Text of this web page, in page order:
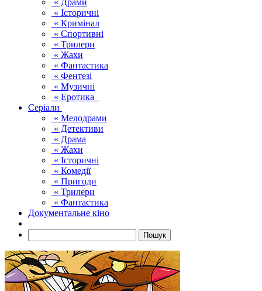
« Драми
« Історичні
« Кримінал
« Спортивні
« Трилери
« Жахи
« Фантастика
« Фентезі
« Музичні
« Еротика
Серіали
« Мелодрами
« Детективи
« Драма
« Жахи
« Історичні
« Комедії
« Пригоди
« Трилери
« Фантастика
Документальне кіно
Пошук